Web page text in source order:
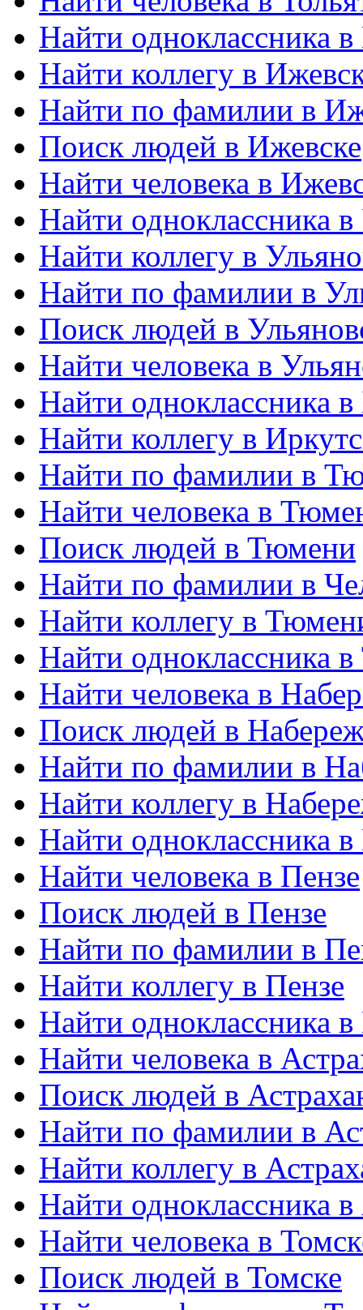
Найти одноклассника
Найти коллегу в
Найти по фамилии в
Поиск людей в Ижевске
Найти человека в
Найти одноклассника в
Найти коллегу в
Найти по фамилии в
Поиск людей в
Найти человека в
Найти одноклассника в
Найти коллегу в
Найти по фамилии в
Найти человека в
Поиск людей в Тюмени
Найти по фамилии в
Найти коллегу в
Найти одноклассника
Найти человека в
Поиск людей в
Найти по фамилии в
Найти коллегу в
Найти одноклассника
Найти человека в Пензе
Поиск людей в Пензе
Найти по фамилии в
Найти коллегу в Пензе
Найти одноклассника в
Найти человека в
Поиск людей в
Найти по фамилии в
Найти коллегу в
Найти одноклассника
Найти человека в
Поиск людей в Томске